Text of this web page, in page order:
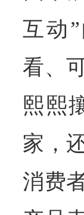
互动
看、
熙熙
家，
消费